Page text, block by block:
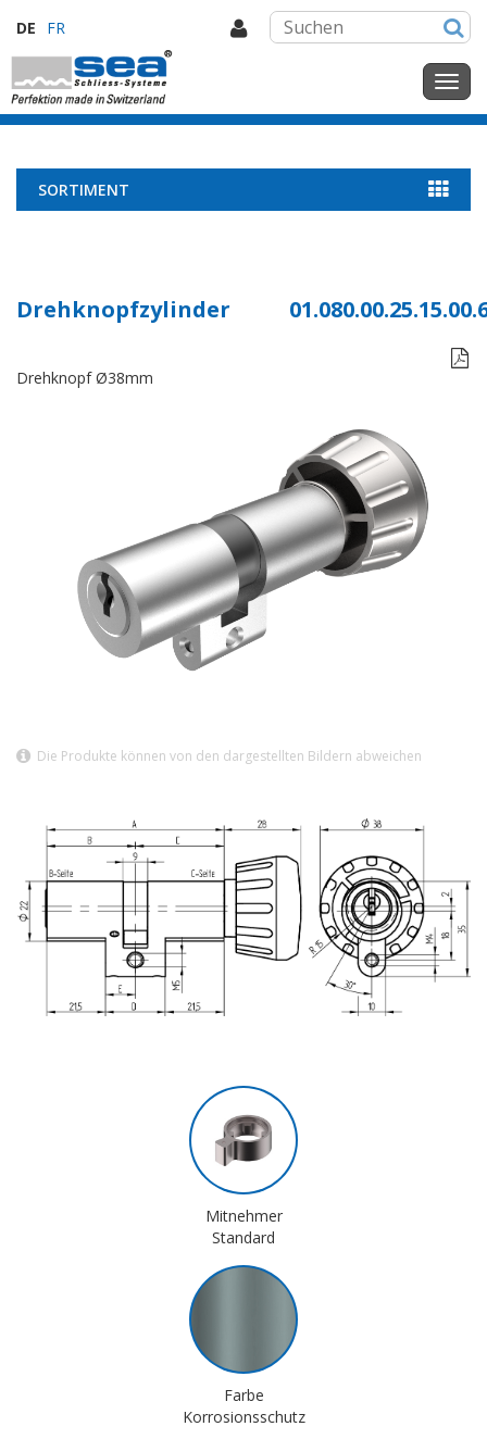
DE FR
SORTIMENT
Drehknopfzylinder

Drehknopf Ø38mm
Die Produkte können von den dargestellten Bildern abweichen
Mitnehmer
Standard
Farbe
Korrosionsschutz